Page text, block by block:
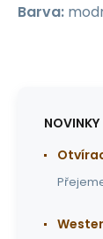
Barva:
NOVINKY